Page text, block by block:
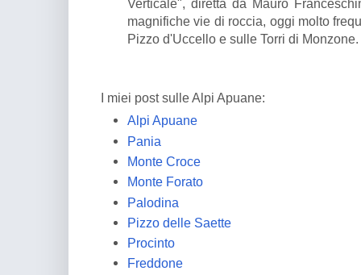
Verticale", diretta da Mauro
magnifiche vie di roccia, oggi molto
Pizzo d'Uccello e sulle Torri di Monzone.
I miei post sulle Alpi Apuane:
Alpi Apuane
Pania
Monte Croce
Monte Forato
Palodina
Pizzo delle Saette
Procinto
Freddone